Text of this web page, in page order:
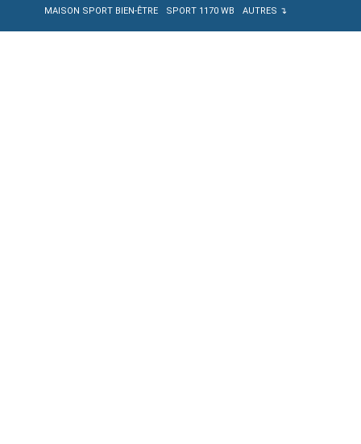
MAISON SPORT BIEN-ÊTRE SPORT 1170 WB AUTRES ↴